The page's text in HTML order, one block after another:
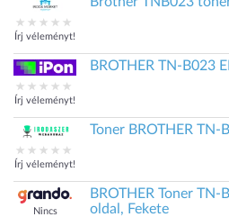
Írj véleményt!
Írj véleményt!
BROTHER TN-B023
Írj véleményt!
Toner BROTHER TN-
Nincs
BROTHER Toner
oldal, Fekete